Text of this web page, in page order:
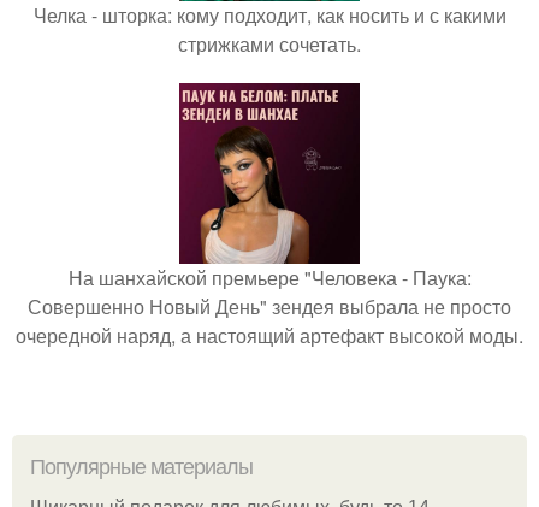
Челка - шторка: кому подходит, как носить и с какими
стрижками сочетать.
На шанхайской премьере "Человека - Паука:
Совершенно Новый День" зендея выбрала не просто
очередной наряд, а настоящий артефакт высокой моды.
Популярные материалы